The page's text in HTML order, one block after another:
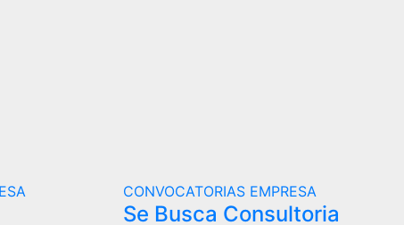
CONVOCATORIAS EMPRESA
Se Busca Consultoria